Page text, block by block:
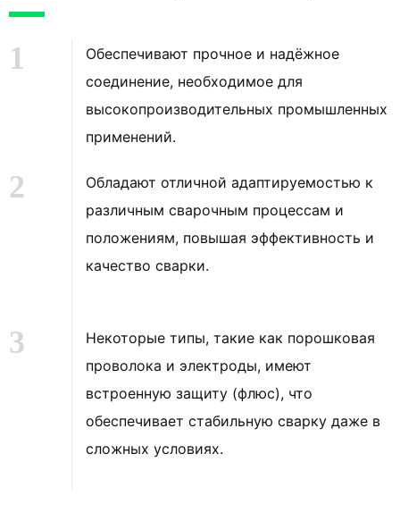
1
Обеспечивают прочное и надёжное
соединение, необходимое для
высокопроизводительных промышленных
применений.
2
Обладают отличной адаптируемостью к
различным сварочным процессам и
положениям, повышая эффективность и
качество сварки.
3
Некоторые типы, такие как порошковая
проволока и электроды, имеют
встроенную защиту (флюс), что
обеспечивает стабильную сварку даже в
сложных условиях.